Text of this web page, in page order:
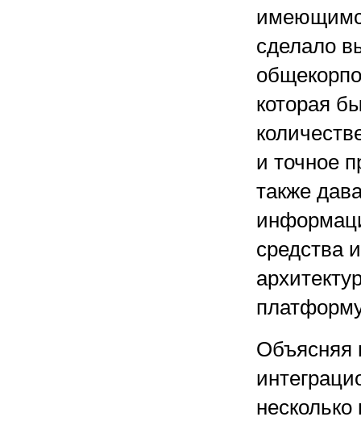
сделало
которая
и точное
также
средства
Объясняя